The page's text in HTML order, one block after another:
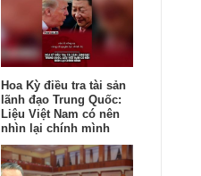
Hoa Kỳ điều tra tài sản
lãnh đạo Trung Quốc:
Liệu Việt Nam có nên
nhìn lại chính mình